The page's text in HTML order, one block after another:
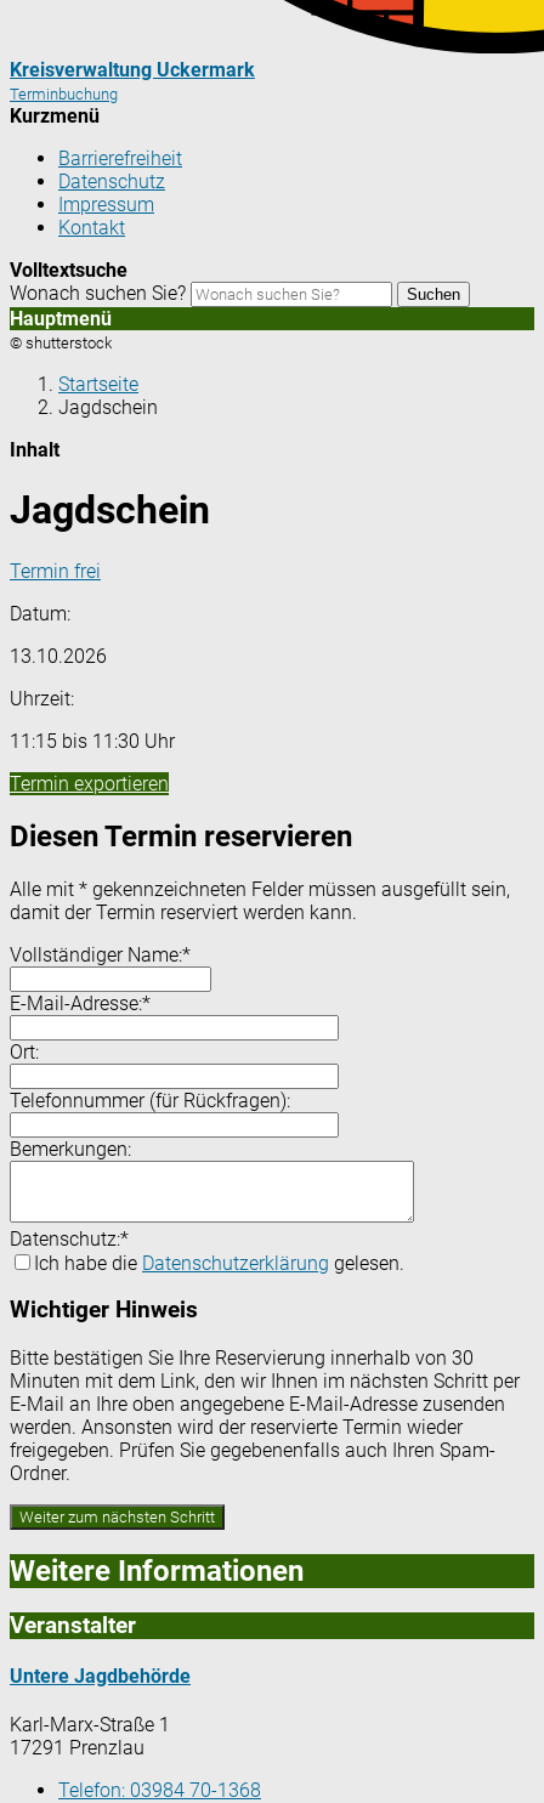
Kreisverwaltung Uckermark
Terminbuchung
Kurzmenü
Barrierefreiheit
Datenschutz
Impressum
Kontakt
Volltextsuche
Wonach suchen Sie?
Suchen
Hauptmenü
© shutterstock
Startseite
Jagdschein
Inhalt
Jagdschein
Termin frei
Datum:
13.10.2026
Uhrzeit:
11:15 bis 11:30 Uhr
Termin exportieren
Diesen Termin reservieren
Alle mit * gekennzeichneten Felder müssen ausgefüllt sein,
damit der Termin reserviert werden kann.
Vollständiger Name:*
E-Mail-Adresse:*
Ort:
Telefonnummer (für Rückfragen):
Bemerkungen:
Datenschutz:*
Ich habe die Datenschutzerklärung gelesen.
Wichtiger Hinweis
Bitte bestätigen Sie Ihre Reservierung innerhalb von 30
Minuten mit dem Link, den wir Ihnen im nächsten Schritt per
E-Mail an Ihre oben angegebene E-Mail-Adresse zusenden
werden. Ansonsten wird der reservierte Termin wieder
freigegeben. Prüfen Sie gegebenenfalls auch Ihren Spam-
Ordner.
Weitere Informationen
Veranstalter
Untere Jagdbehörde
Karl-Marx-Straße 1
17291 Prenzlau
Telefon: 03984 70-1368